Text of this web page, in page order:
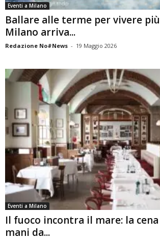
Eventi a Milano
Ballare alle terme per vivere
Milano arriva...
Redazione No#News - 19 Maggio 2026
Eventi a Milano
Il fuoco incontra il mare: la
mani da...